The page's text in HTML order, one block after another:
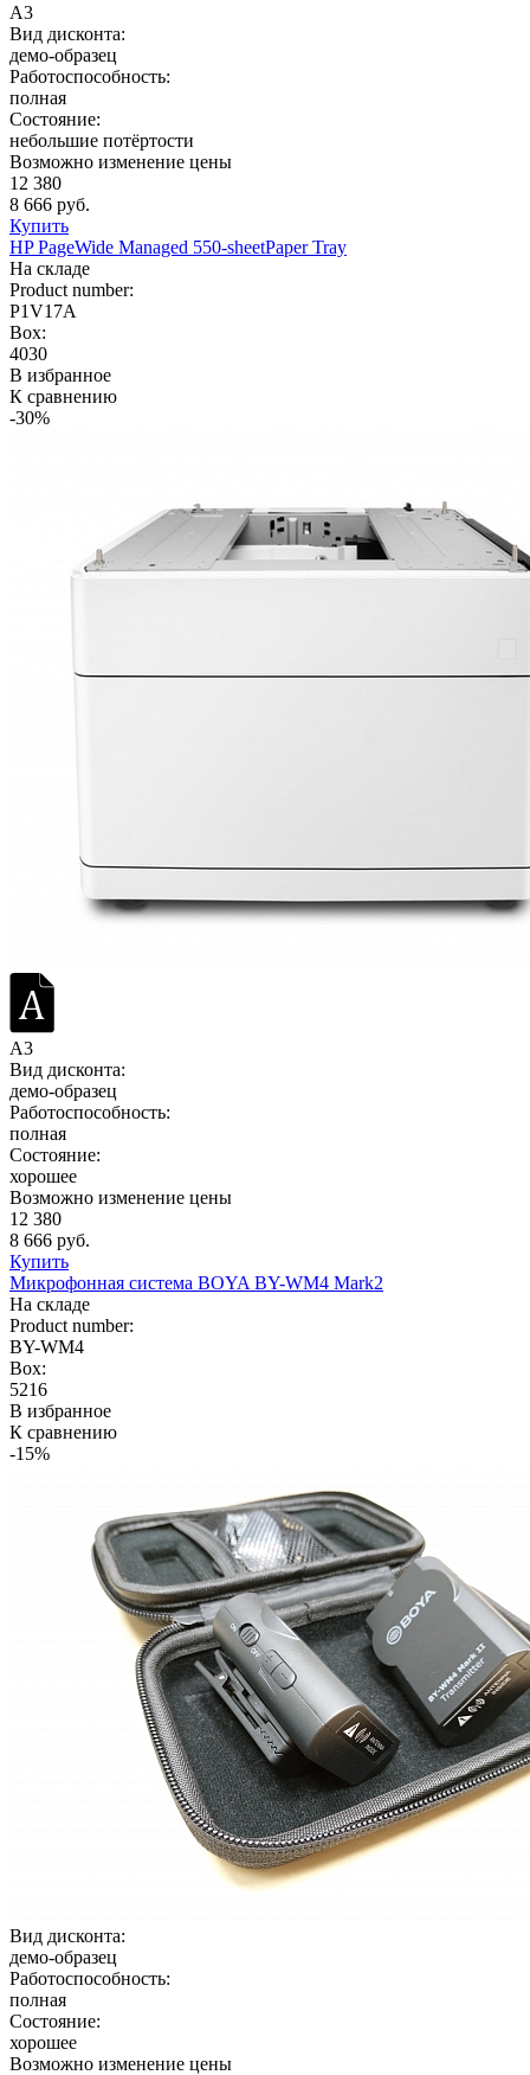
A3
Вид дисконта:
демо-образец
Работоспособность:
полная
Состояние:
небольшие потёртости
Возможно изменение цены
12 380
8 666 руб.
Купить
HP PageWide Managed 550-sheetPaper Tray
На складе
Product number:
P1V17A
Box:
4030
В избранное
К сравнению
-30%
A3
Вид дисконта:
демо-образец
Работоспособность:
полная
Состояние:
хорошее
Возможно изменение цены
12 380
8 666 руб.
Купить
Микрофонная система BOYA BY-WM4 Mark2
На складе
Product number:
BY-WM4
Box:
5216
В избранное
К сравнению
-15%
Вид дисконта:
демо-образец
Работоспособность:
полная
Состояние:
хорошее
Возможно изменение цены